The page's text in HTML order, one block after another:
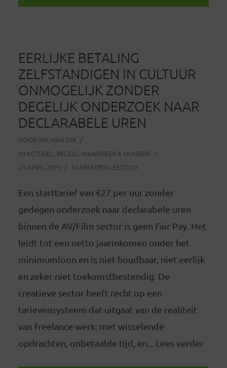
EERLIJKE BETALING
ZELFSTANDIGEN IN CULTUUR
ONMOGELIJK ZONDER
DEGELIJK ONDERZOEK NAAR
DECLARABELE UREN
DOOR WILMAR DIK
IN ACTUEEL , BELEID, WAARDEER & DONEER!
23 APRIL 2025
10 MINUTEN LEESTIJD
Een starttarief van €27 per uur zonder
gedegen onderzoek naar declarabele uren
binnen de AV/Film sector is geen Fair Pay. Het
leidt tot een netto jaarinkomen onder het
minimumloon en is niet houdbaar, niet eerlijk
en zeker niet toekomstbestendig. De
creatieve sector heeft recht op een
tarievensysteem dat uitgaat van de realiteit
van freelance werk: met wisselende
opdrachten, onbetaalde tijd, en... Lees verder